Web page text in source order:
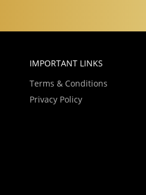
IMPORTANT LINKS
Terms & Conditions
Privacy Policy